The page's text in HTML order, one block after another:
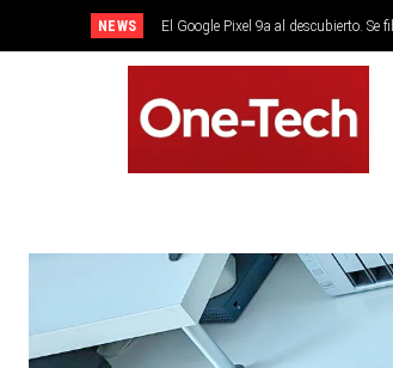
NEWS El Google Pixel 9a al descubierto. Se